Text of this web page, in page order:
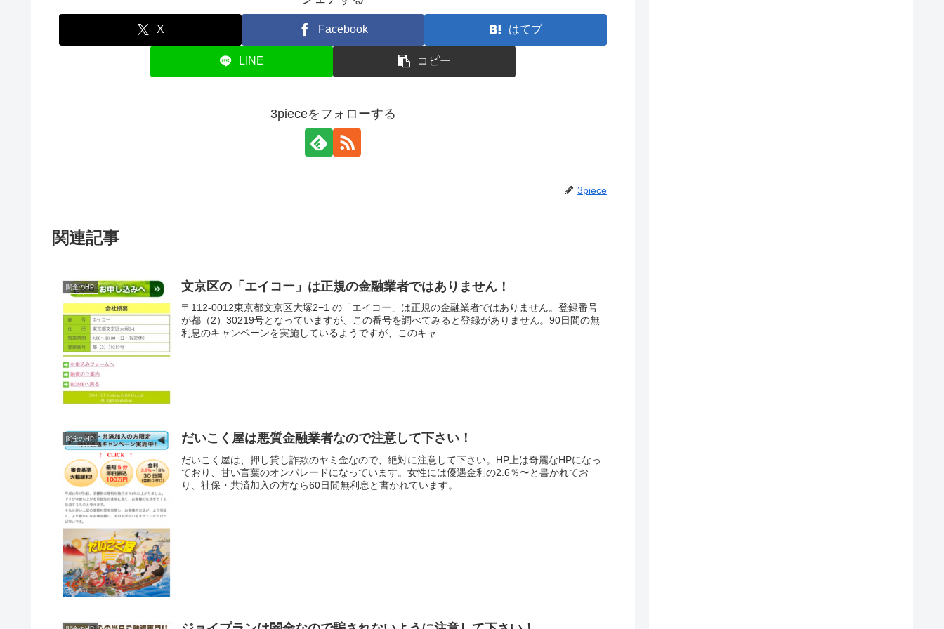
X Facebook はてブ
LINE コピー
3pieceをフォローする
3piece
関連記事
闇金のHP 文京区の「エイコー」は正規の金融業者ではありません！
〒112-0012東京都文京区大塚2−1 の「エイコー」は正規の金融業者ではありません。登録番号
が都（2）30219号となっていますが、この番号を調べてみると登録がありません。90日間の無
利息のキャンペーンを実施しているようですが、このキャ...
闇金のHP だいこく屋は悪質金融業者なので注意して下さい！
だいこく屋は、押し貸し詐欺のヤミ金なので、絶対に注意して下さい。HP上は奇麗なHPになっ
ており、甘い言葉のオンパレードになっています。女性には優遇金利の2.6％〜と書かれてお
り、社保・共済加入の方なら60日間無利息と書かれています。